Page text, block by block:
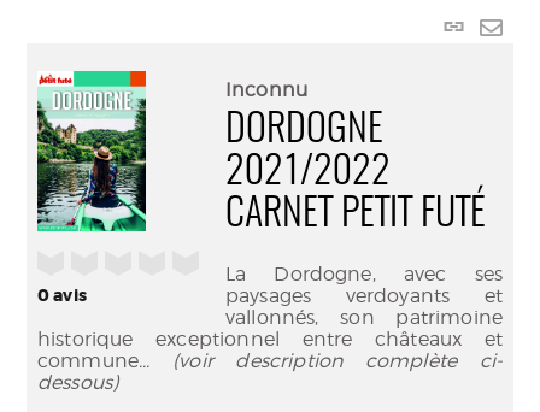
Lien
0avis
Inconnu
DORDOGNE
2021/2022
CARNET PETIT FUTÉ
La Dordogne, avec ses
paysages verdoyants et
vallonnés, son patrimoine
historique exceptionnel entre châteaux et
commune... (voir description complète ci-
dessous)